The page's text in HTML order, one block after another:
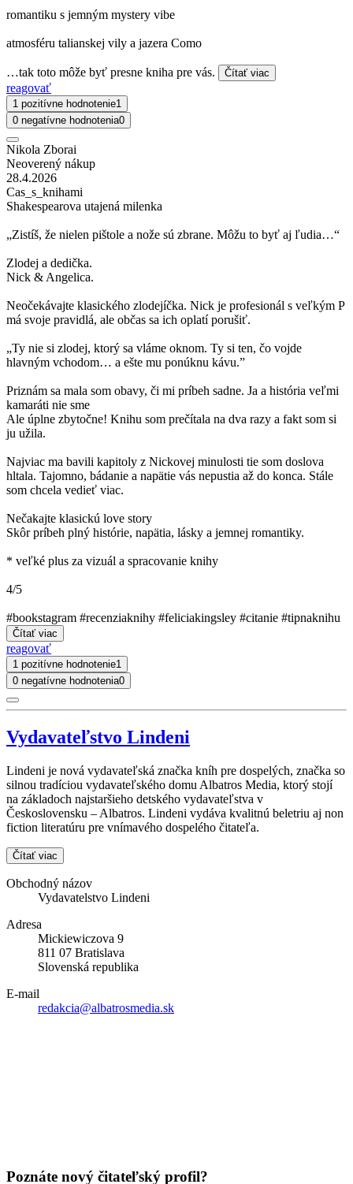
romantiku s jemným mystery vibe
atmosféru talianskej vily a jazera Como
…tak toto môže byť presne kniha pre vás. Čítať viac
reagovať
1 pozitívne hodnotenie1
0 negatívne hodnotenia0
Nikola Zborai
Neoverený nákup
28.4.2026
Cas_s_knihami
Shakespearova utajená milenka
„Zistíš, že nielen pištole a nože sú zbrane. Môžu to byť aj ľudia…“
Zlodej a dedička.
Nick & Angelica.
Neočekávajte klasického zlodejíčka. Nick je profesionál s veľkým P
má svoje pravidlá, ale občas sa ich oplatí porušiť.
„Ty nie si zlodej, ktorý sa vláme oknom. Ty si ten, čo vojde
hlavným vchodom… a ešte mu ponúknu kávu.”
Priznám sa mala som obavy, či mi príbeh sadne. Ja a história veľmi
kamaráti nie sme
Ale úplne zbytočne! Knihu som prečítala na dva razy a fakt som si
ju užila.
Najviac ma bavili kapitoly z Nickovej minulosti tie som doslova
hltala. Tajomno, bádanie a napätie vás nepustia až do konca. Stále
som chcela vedieť viac.
Nečakajte klasickú love story
Skôr príbeh plný histórie, napätia, lásky a jemnej romantiky.
* veľké plus za vizuál a spracovanie knihy
4/5
#bookstagram #recenziaknihy #feliciakingsley #citanie #tipnaknihu
Čítať viac
reagovať
1 pozitívne hodnotenie1
0 negatívne hodnotenia0
Vydavateľstvo Lindeni
Lindeni je nová vydavateľská značka kníh pre dospelých, značka so
silnou tradíciou vydavateľského domu Albatros Media, ktorý stojí
na základoch najstaršieho detského vydavateľstva v
Československu – Albatros. Lindeni vydáva kvalitnú beletriu aj non
fiction literatúru pre vnímavého dospelého čitateľa.
Čítať viac
Obchodný názov
Vydavatelstvo Lindeni
Adresa
Mickiewiczova 9
811 07 Bratislava
Slovenská republika
E-mail
redakcia@albatrosmedia.sk
Poznáte nový čitateľský profil?